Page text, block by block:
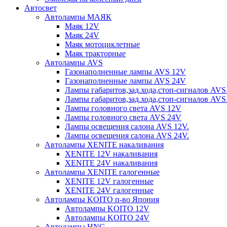
Автосвет
Автолампы МАЯК
Маяк 12V
Маяк 24V
Маяк мотоциклетные
Маяк тракторные
Автолампы AVS
Газонаполненные лампы AVS 12V
Газонаполненные лампы AVS 24V
Лампы габаритов,зад.хода,стоп-сигналов
Лампы габаритов,зад.хода,стоп-сигналов
Лампы головного света AVS 12V
Лампы головного света AVS 24V
Лампы освещения салона AVS 12V.
Лампы освещения салона AVS 24V.
Автолампы XENITE накаливания
XENITE 12V накаливания
XENITE 24V накаливания
Автолампы XENITE галогенные
XENITE 12V галогенные
XENITE 24V галогенные
Автолампы KOITO п-во Япония
Автолампы KOITO 12V
Автолампы KOITO 24V